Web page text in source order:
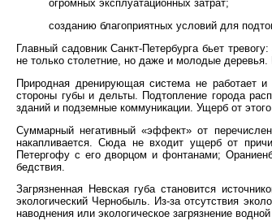
огромных эксплуатационных затрат;
созданию благоприятных условий для
Главный садовник Санкт-Петербурга бьет
не только столетние, но даже и молодые
Природная дренирующая система не работает
стороны губы и дельты. Подтопление города
зданий и подземные коммуникации. Ущерб от
Суммарный негативный «эффект» от
накапливается. Сюда не входит ущерб от
Петергофу с его дворцом и фонтанами;
бедствия.
Загрязненная Невская губа становится
экологический Чернобыль. Из-за отсутствия
наводнения или экологическое загрязнение